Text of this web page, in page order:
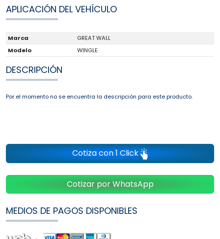
APLICACIÓN DEL VEHÍCULO
Marca
GREAT WALL
Modelo
WINGLE
DESCRIPCIÓN
Por el momento no se encuentra la descripción para este producto.
Cotiza con 1 Click
Cotizar por WhatsApp
MEDIOS DE PAGOS DISPONIBLES